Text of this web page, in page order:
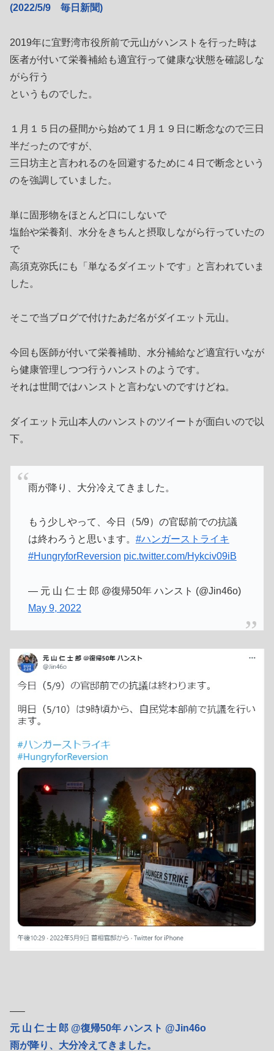
(2022/5/9 毎日新聞)
2019年に宜野湾市役所前で元山がハンストを行った時は
医者が付いて栄養補給も適宜行って健康な状態を確認しな
がら行う
というものでした。
１月１５日の昼間から始めて１月１９日に断念なので三日
半だったのですが、
三日坊主と言われるのを回避するために４日で断念という
のを強調していました。
単に固形物をほとんど口にしないで
塩飴や栄養剤、水分をきちんと摂取しながら行っていたの
で
高須克弥氏にも「単なるダイエットです」と言われていま
した。
そこで当ブログで付けたあだ名がダイエット元山。
今回も医師が付いて栄養補助、水分補給など適宜行いなが
ら健康管理しつつ行うハンストのようです。
それは世間ではハンストと言わないのですけどね。
ダイエット元山本人のハンストのツイートが面白いので以
下。
雨が降り、大分冷えてきました。
もう少しやって、今日（5/9）の官邸前での抗議
は終わろうと思います。 #ハンガーストライキ
#HungryforReversion pic.twitter.com/Hykciv09iB
— 元 山 仁 士 郎 @復帰50年 ハンスト (@Jin46o)
May 9, 2022
—–
元 山 仁 士 郎 @復帰50年 ハンスト @Jin46o
雨が降り、大分冷えてきました。